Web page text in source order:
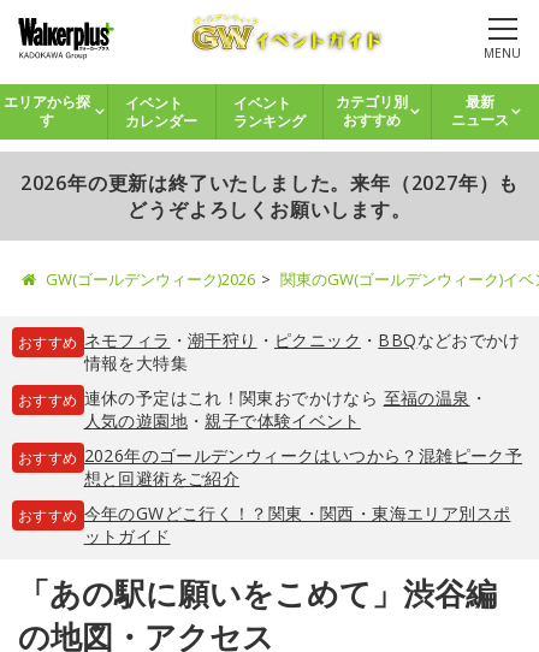
MENU
エリアから探
す
イベント
カレンダー
イベント
ランキング
カテゴリ別
おすすめ
最新
ニュース
2026年の更新は終了いたしました。来年（2027年）も
どうぞよろしくお願いします。
GW(ゴールデンウィーク)2026 関東のGW(ゴールデンウィーク)イ
おすすめ ネモフィラ ・ 潮干狩り ・ ピクニック ・ BBQなどおでかけ
情報を大特集
おすすめ 連休の予定はこれ！関東おでかけなら 至福の温泉 ・
人気の遊園地・親子で体験イベント
おすすめ 2026年のゴールデンウィークはいつから？混雑ピーク予
想と回避術をご紹介
おすすめ 今年のGWどこ行く！？関東・関西・東海エリア別スポ
ットガイド
「あの駅に願いをこめて」渋谷編
の地図・アクセス